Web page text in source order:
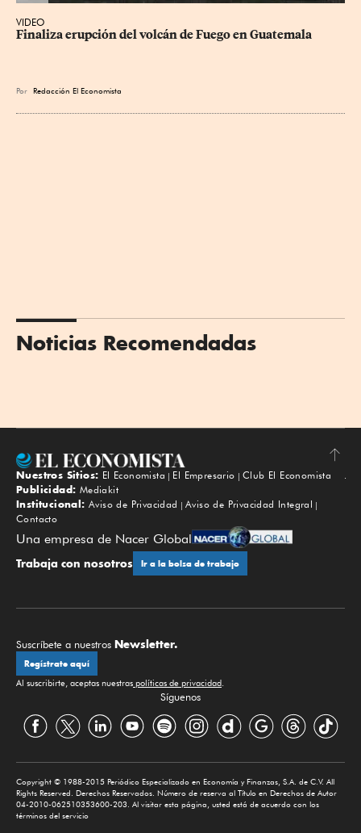
VIDEO
Finaliza erupción del volcán de Fuego en Guatemala
Por Redacción El Economista
Noticias Recomendadas
Subir
Nuestros Sitios: El Economista El Empresario
Club El Economista
Publicidad: Mediakit
Institucional: Aviso de Privacidad
Aviso de Privacidad Integral
Contacto
Una empresa de Nacer Global
Trabaja con nosotros Ir a la bolsa de trabajo
Suscríbete a nuestros Newsletter.
Regístrate aquí
Al suscribirte, aceptas nuestras políticas de privacidad.
Síguenos
Copyright © 1988-2015 Periódico Especializado en Economía y Finanzas, S.A. de C.V. All
Rights Reserved. Derechos Reservados. Número de reserva al Título en Derechos de Autor
04-2010-062510353600-203. Al visitar esta página, usted está de acuerdo con los
términos del servicio